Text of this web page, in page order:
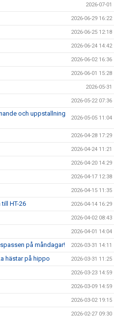
2026-07-01
2026-06-29 16:22
2026-06-25 12:18
2026-06-24 14:42
2026-06-02 16:36
2026-06-01 15:28
2026-05-31
2026-05-22 07:36
och uppstallning
2026-05-05 11:04
2026-04-28 17:29
2026-04-24 11:21
2026-04-20 14:29
2026-04-17 12:38
2026-04-15 11:35
HT-26 2026-04-14 16:29
2026-04-02 08:43
2026-04-01 14:04
på måndagar! 2026-03-31 14:11
hästar på hippo 2026-03-31 11:25
2026-03-23 14:59
2026-03-09 14:59
2026-03-02 19:15
2026-02-27 09:30